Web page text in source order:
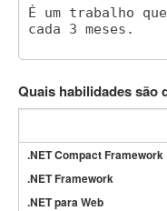
Quais habilidades são
.NET Compact Framework
.NET Framework
.NET para Web